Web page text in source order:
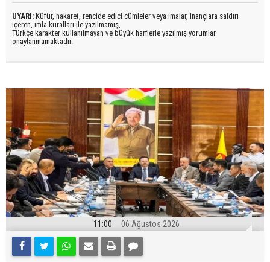
UYARI: Küfür, hakaret, rencide edici cümleler veya imalar, inançlara saldırı
içeren, imla kuralları ile yazılmamış,
Türkçe karakter kullanılmayan ve büyük harflerle yazılmış yorumlar
onaylanmamaktadır.
11:00 06 Ağustos 2026